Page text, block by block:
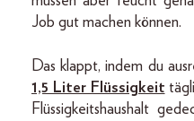
Job gut machen können.
Das klappt, indem du
1,5 Liter Flüssigkeit
Flüssigkeitshaushalt